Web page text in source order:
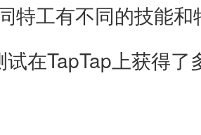
工有不同的技能和
在TapTap上获得了